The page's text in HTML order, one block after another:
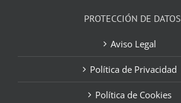
PROTECCIÓN DE DATOS
Aviso Legal
Política de Privacidad
Política de Cookies